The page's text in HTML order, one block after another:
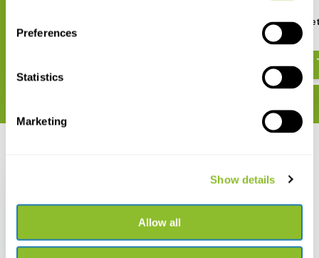
Preferences
Statistics
Marketing
Show details
Allow all
van frame
Frame voor
€ 14,37
Telescopische netstok